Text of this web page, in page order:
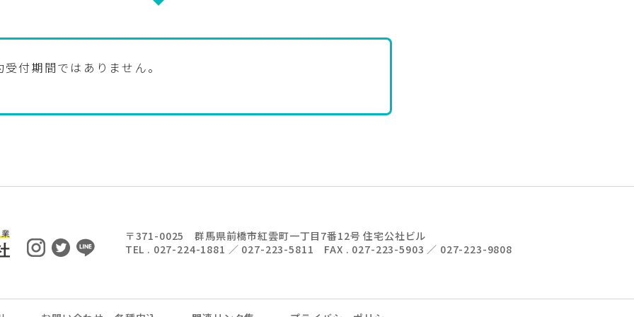
付期間ではありません。
〒371-0025群馬県前橋市紅雲町一丁目7番12号 住宅公社ビル
TEL . 027-224-1881 ／ 027-223-5811 FAX . 027-223-5903 ／ 027-223-9808